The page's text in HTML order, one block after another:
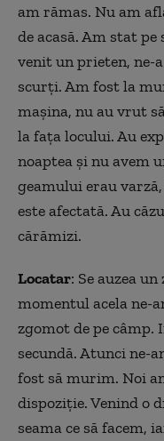
am rămas. Nu am
de acasă. Am stat
venit un prieten, ne-
scurți. Am fost la
mașina, nu au vrut
la fața locului. Au
noaptea și nu avem
geamului erau
este afectată. Au
cărămizi.
Locatar: Se auzea
momentul acela ne-
zgomot de pe
secundă. Atunci ne-
fost să murim. Noi
dispoziție. Venind o
seama ce să facem,